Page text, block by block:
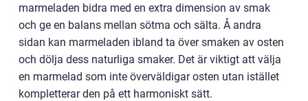
marmeladen bidra med en extra dimension av smak
och ge en balans mellan sötma och sälta. Å andra
sidan kan marmeladen ibland ta över smaken av osten
och dölja dess naturliga smaker. Det är viktigt att välja
en marmelad som inte överväldigar osten utan istället
kompletterar den på ett harmoniskt sätt.